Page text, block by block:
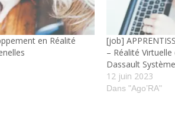
en Réalité
[job]
– Réalité
Dassault
12 juin 2023
Dans "Ago’RA"